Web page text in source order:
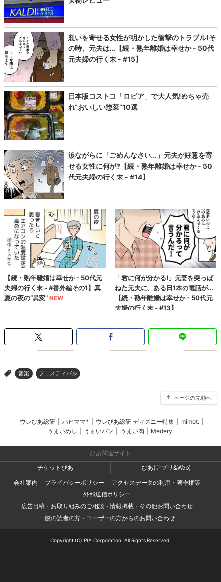
> 音楽 フェスティバル
ページの先頭へ
ウレぴあ総研 ハピママ* ウレぴあ総研 ディズニー特集 mimot.
うまいめし
うまいパン うまい肉 Medery.
ぴあ関連サイト
チケットぴあ
ぴあ(アプリ&Web)
会社案内
プライバシーポリシー
アクセスデータの利用・著作権等
外部送信ポリシー
広告出稿・お取り組みのご相談・情報掲載・その他お問い合わせ
一般の読者の方・ユーザーの方からのお問い合わせ
Copyright (C) PIA Corporation. All Rights Reserved.